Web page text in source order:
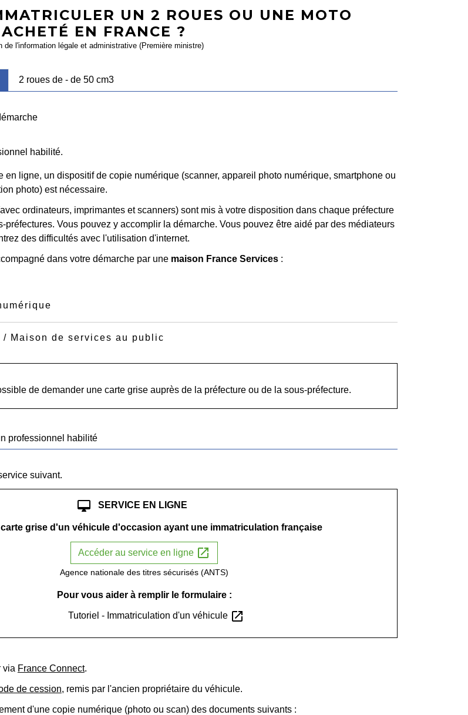
UN 2 ROUES OU UNE MOTO
EN FRANCE ?
de l'information légale et administrative (Première ministre)
2 roues de - de 50 cm3
habilité.
en ligne, un dispositif de copie numérique (scanner, appareil photo numérique, smartphone ou
photo) est nécessaire.
ordinateurs, imprimantes et scanners) sont mis à votre disposition dans chaque préfecture
préfectures. Vous pouvez y accomplir la démarche. Vous pouvez être aidé par des médiateurs
des difficultés avec l'utilisation d'internet.
dans votre démarche par une maison France Services:
/ Maison de services au public
de demander une carte grise auprès de la préfecture ou de la sous-préfecture.
professionnel habilité
suivant.
desktop_mac SERVICE EN LIGNE
carte grise d'un véhicule d'occasion ayant une immatriculation française
Accéder au service en ligne open_in_new
Agence nationale des titres sécurisés (ANTS)
Pour vous aider à remplir le formulaire :
Tutoriel - Immatriculation d'un véhicule open_in_new
via France Connect.
de cession, remis par l'ancien propriétaire du véhicule.
d'une copie numérique (photo ou scan) des documents suivants :